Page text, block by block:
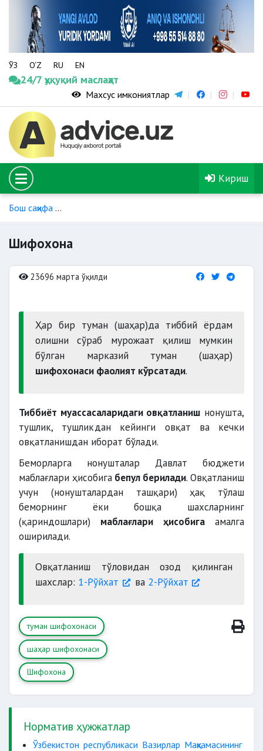
ЎЗ O‘Z RU EN
24/7 ҳуқуқий маслаҳат
Махсус имкониятлар
Кириш
Бош саҳифа
Шифохона
23696 марта ўқилди
Ҳар бир туман (шаҳар)да тиббий ёрдам
олишни сўраб мурожаат қилиш мумкин
бўлган марказий туман (шаҳар)
шифохонаси фаолият кўрсатади.
Тиббиёт муассасаларидаги овқатланиш нонушта,
тушлик, тушликдан кейинги овқат ва кечки
овқатланишдан иборат бўлади.
Беморларга нонушталар Давлат бюджети
маблағлари ҳисобига бепул берилади. Овқатланиш
учун (нонушталардан ташқари) ҳақ тўлаш
беморнинг ёки бошқа шахсларнинг
(қариндошлари) маблағлари ҳисобигаамалга
оширилади.
Овқатланиш тўловидан озод қилинган
шахслар: 1-Рўйхат ва 2-Рўйхат
туман шифохонаси
шаҳар шифохонаси
Шифохона
Норматив ҳужжатлар
Ўзбекистон республикаси Вазирлар Маҳкамасининг